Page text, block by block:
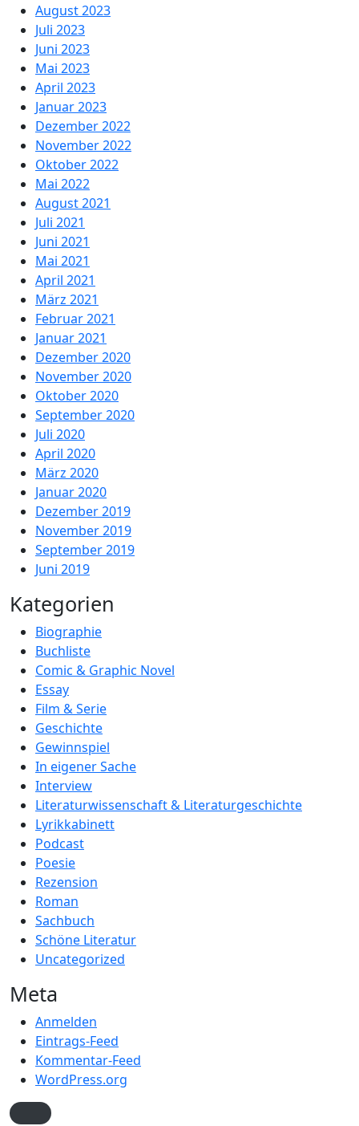
August 2023
Juli 2023
Juni 2023
Mai 2023
April 2023
Januar 2023
Dezember 2022
November 2022
Oktober 2022
Mai 2022
August 2021
Juli 2021
Juni 2021
Mai 2021
April 2021
März 2021
Februar 2021
Januar 2021
Dezember 2020
November 2020
Oktober 2020
September 2020
Juli 2020
April 2020
März 2020
Januar 2020
Dezember 2019
November 2019
September 2019
Juni 2019
Kategorien
Biographie
Buchliste
Comic & Graphic Novel
Essay
Film & Serie
Geschichte
Gewinnspiel
In eigener Sache
Interview
Literaturwissenschaft & Literaturgeschichte
Lyrikkabinett
Podcast
Poesie
Rezension
Roman
Sachbuch
Schöne Literatur
Uncategorized
Meta
Anmelden
Eintrags-Feed
Kommentar-Feed
WordPress.org